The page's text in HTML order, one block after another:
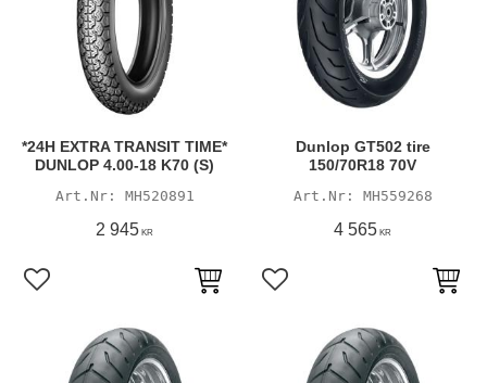
*24H EXTRA TRANSIT TIME*
DUNLOP 4.00-18 K70 (S)
MH520891
2 945 KR
Lägg till i favoriter
Dunlop GT502 tire
150/70R18 70V
MH559268
4 565 KR
Lägg till i favoriter